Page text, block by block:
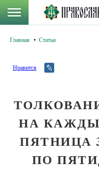
Главная Статьи
Нравится
НА
ПЯТНИЦА
ПО